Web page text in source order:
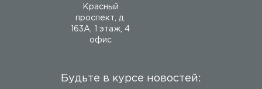
Красный
проспект, д.
163А, 1 этаж, 4
офис
Будьте в курсе новостей: